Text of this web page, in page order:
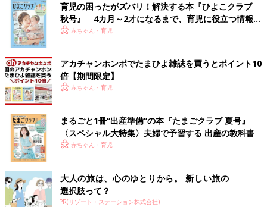
育児の困ったがズバリ！解決する本『ひよこクラブ
秋号』 4カ月～2才になるまで、育児に役立つ情報が
いっぱい！
赤ちゃん・育児
アカチャンホンポでたまひよ雑誌を買うとポイント10
倍【期間限定】
赤ちゃん・育児
まるごと1冊“出産準備”の本『たまごクラブ 夏号』
〈スペシャル大特集〉夫婦で予習する 出産の教科書
赤ちゃん・育児
大人の旅は、心のゆとりから。 新しい旅の
選択肢って？
PR(リゾート・ステーション株式会社)